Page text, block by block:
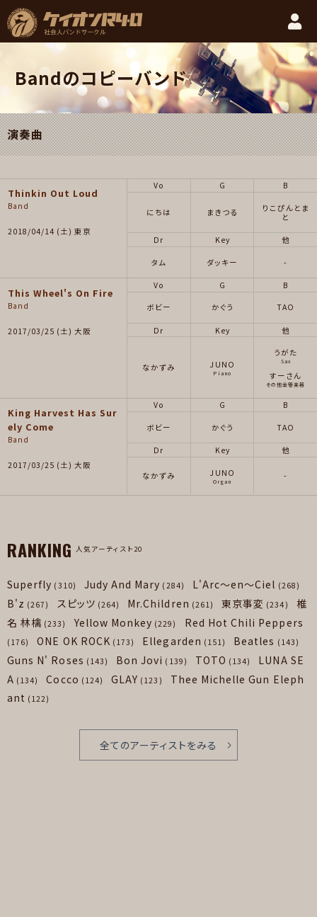
Bandのコピーバンド
演奏曲
Thinkin Out Loud
Band
2018/04/14 (土) 東京
Vo
にちは
G
まきつる
B
りこぴんとま
と
Dr
タム
Key
ダッキー
他
-
This Wheel's On Fire
Band
2017/03/25 (土) 大阪
Vo
ボビー
G
かぐう
B
TAO
Dr
なかずみ
Key
JUNO
Piano
他
うがた
Sax
すーさん
その他金管楽器
King Harvest Has Sur
ely Come
Band
2017/03/25 (土) 大阪
Vo
ボビー
G
かぐう
B
TAO
Dr
なかずみ
Key
JUNO
Organ
他
-
RANKING 人気アーティスト20
Superfly (310) Judy And Mary (284) L'Arc～en～Ciel (268)
B'z (267) スピッツ (264) Mr.Children (261) 東京事変 (234)
椎
名 林檎 (233) Yellow Monkey (229) Red Hot Chili Peppers
(176) ONE OK ROCK (173) Ellegarden (151) Beatles (143)
Guns N' Roses (143) Bon Jovi (139) TOTO (134)
LUNA SE
A (134) Cocco (124) GLAY (123)
Thee Michelle Gun Eleph
ant (122)
全てのアーティストをみる